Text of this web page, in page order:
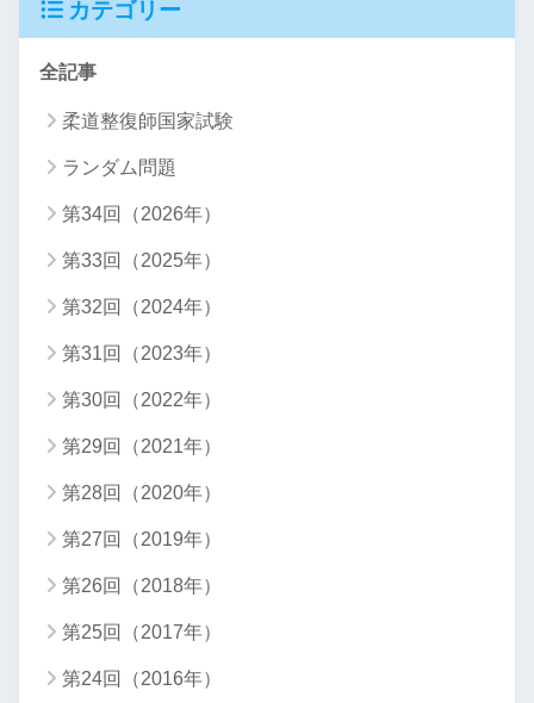
カテゴリー
全記事
柔道整復師国家試験
ランダム問題
第34回（2026年）
第33回（2025年）
第32回（2024年）
第31回（2023年）
第30回（2022年）
第29回（2021年）
第28回（2020年）
第27回（2019年）
第26回（2018年）
第25回（2017年）
第24回（2016年）